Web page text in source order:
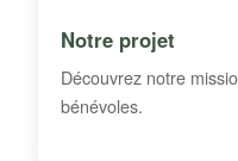
Notre projet
Découvrez notre
bénévoles.